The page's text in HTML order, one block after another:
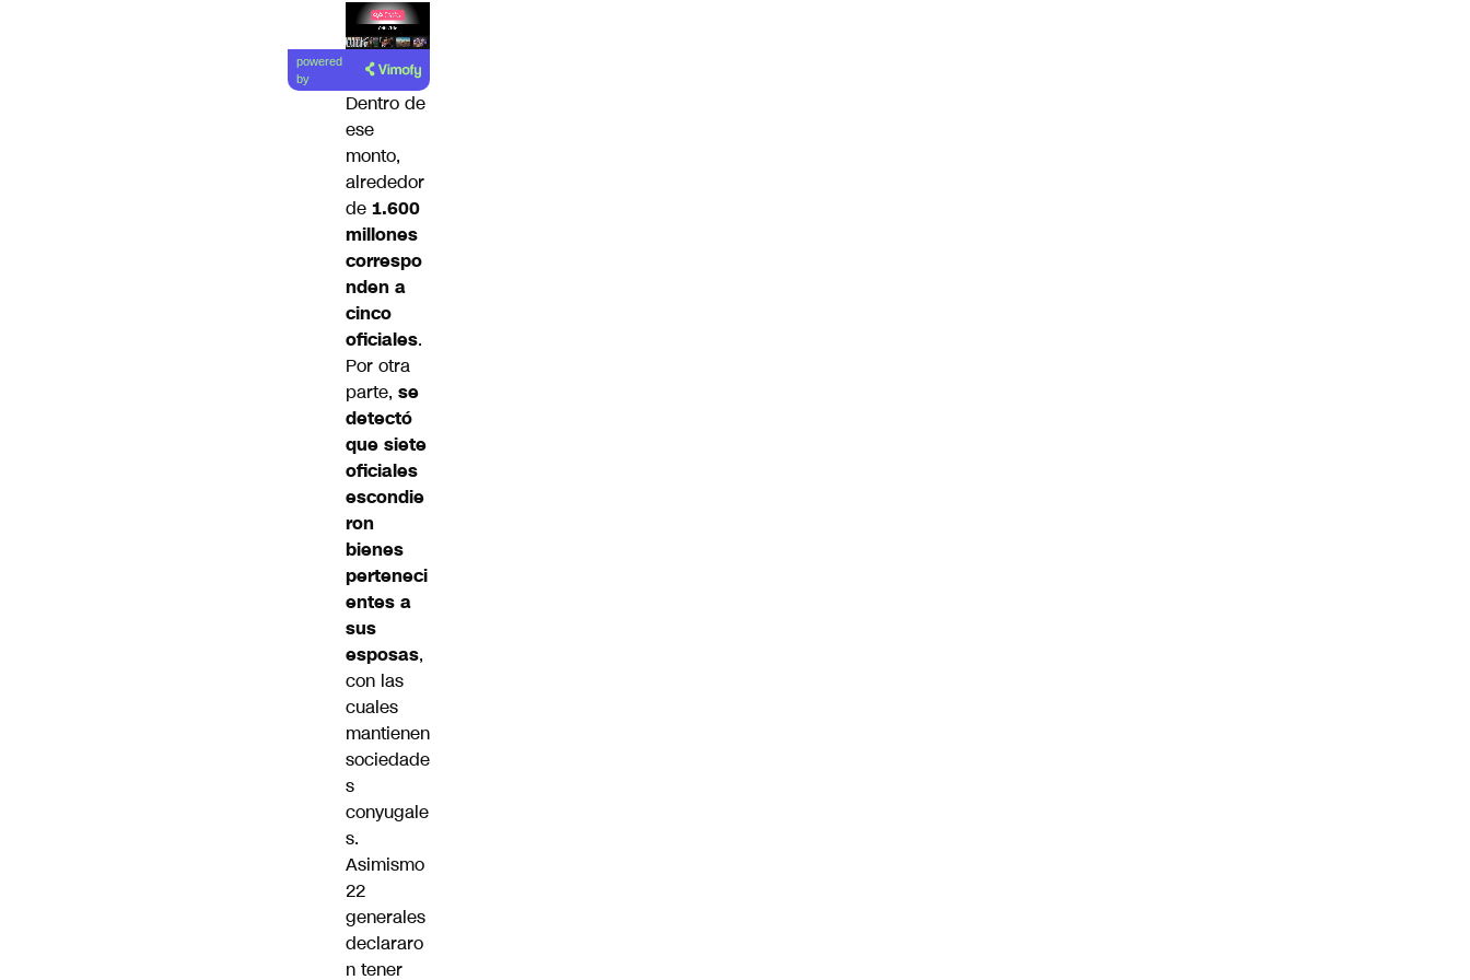
Lea el
artículo
powered
by
Dentro de
ese
monto,
alrededor
de 1.600
millones
correspo
nden a
cinco
oficiales.
Por otra
parte, se
detectó
que siete
oficiales
escondie
ron
bienes
perteneci
entes a
sus
esposas,
con las
cuales
mantienen
sociedade
s
conyugale
s.
Asimismo
22
generales
declararo
n tener